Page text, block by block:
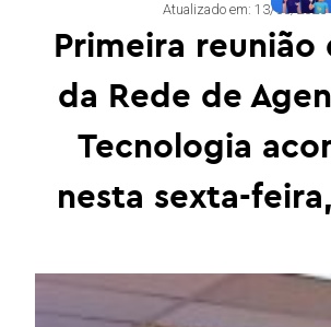
Atualizado em: 13/03/2026
Primeira reunião
da Rede de
Tecnologia
nesta sexta-